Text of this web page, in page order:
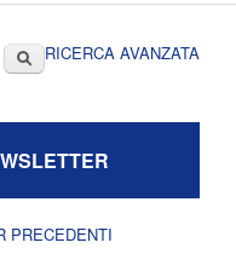
CercaRICERCA AVANZATA
PRECEDENTI